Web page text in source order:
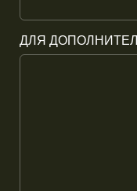
ДЛЯ